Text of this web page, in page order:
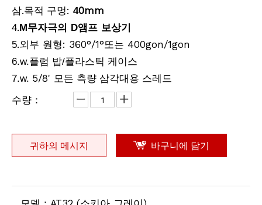
삼.목적 구멍: 40mm
4.M무자극의 D앰프 보상기
5.외부 원형: 360°/1°또는 400gon/1gon
6.w.플럼 밥/플라스틱 케이스
7.w. 5/8' 모든 측량 삼각대용 스레드
수량：
귀하의 메시지 바구니에 담기